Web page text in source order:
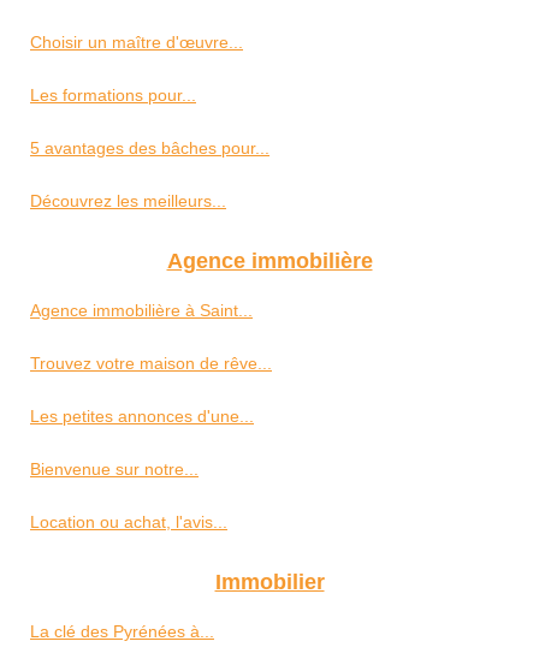
Choisir un maître d'œuvre...
Les formations pour...
5 avantages des bâches pour...
Découvrez les meilleurs...
Agence immobilière
Agence immobilière à Saint...
Trouvez votre maison de rêve...
Les petites annonces d'une...
Bienvenue sur notre...
Location ou achat, l'avis...
Immobilier
La clé des Pyrénées à...